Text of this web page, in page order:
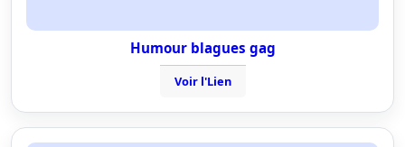
Humour blagues gag
Voir l'Lien